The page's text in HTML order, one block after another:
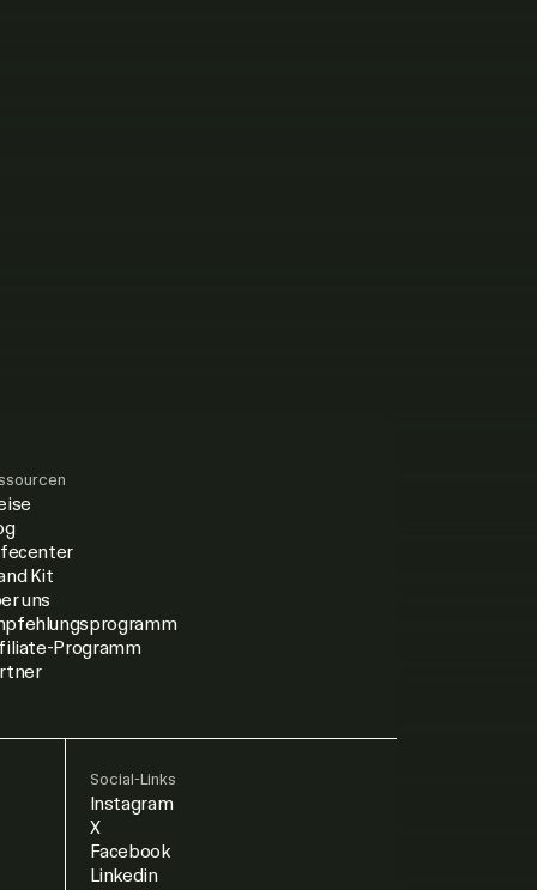
Kit
uns
Programm
Social-Links
Instagram
X
Facebook
Linkedin